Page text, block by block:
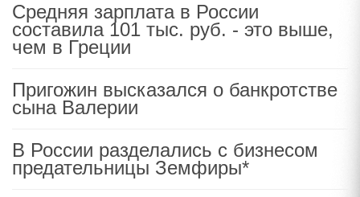
Средняя зарплата в России
составила 101 тыс. руб. - это выше,
чем в Греции
Пригожин высказался о банкротстве
сына Валерии
В России разделались с бизнесом
предательницы Земфиры*